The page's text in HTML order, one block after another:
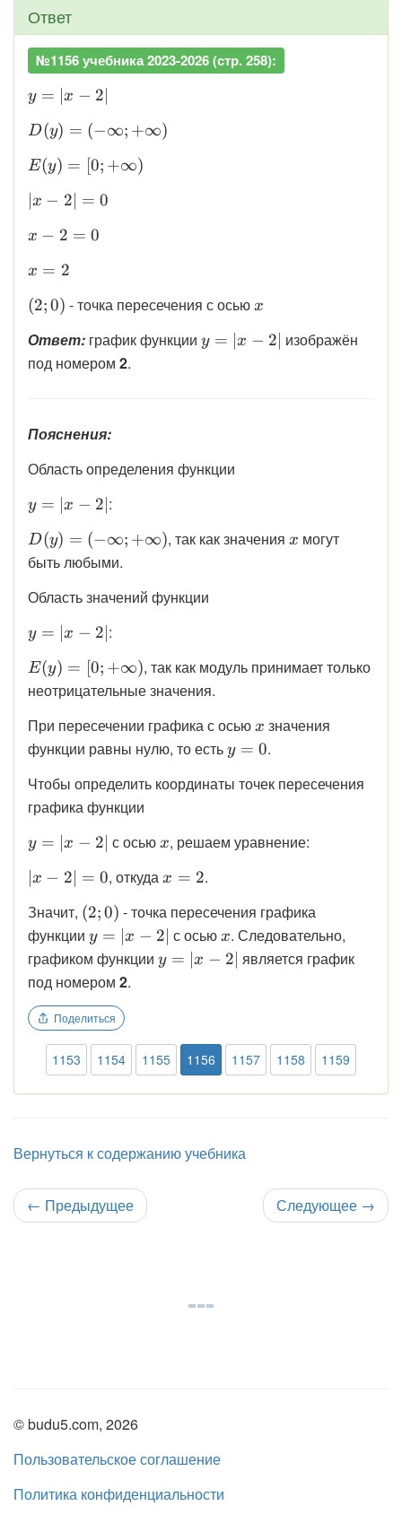
Ответ
№1156 учебника 2023-2026 (стр. 258):
\displaystyle
y = ∣x − 2∣
\displaystyle
\infty;
+\infty)
D(y) = (−∞; +∞)
\displaystyle
+\infty)
E(y) = [0; +∞)
\displaystyle
∣x − 2∣ = 0
\displaystyle
x − 2 = 0
\displaystyle
x = 2
\displaystyle
(2;0) - точка пересечения с осью\displaystyle
x
Ответ: график функции \displaystyle
y = ∣x − 2∣ изображён
под номером 2.
Пояснения:
Область определения функции
\displaystyle
y = ∣x − 2∣:
\displaystyle
D(y) = (-
+\infty)
D(y) = (−∞; +∞), так как значения\displaystyle
x могут
быть любыми.
Область значений функции
\displaystyle
y = ∣x − 2∣:
\displaystyle
E(y) = [0;
E(y) = [0; +∞), так как модуль принимает только
неотрицательные значения.
При пересечении графика с осью \displaystyle
x
x значения
функции равны нулю, то есть\displaystyle
y = 0.
Чтобы определить координаты точек пересечения
графика функции
\displaystyle
y = ∣x − 2∣ с осью\displaystyle
x, решаем уравнение:
\displaystyle
∣x − 2∣ = 0, откуда\displaystyle
x = 2.
Значит, \displaystyle
(2; 0)
(2;0) - точка пересечения графика
функции \displaystyle
y = |x - 2|
y = ∣x − 2∣ с осью\displaystyle
x
x. Следовательно,
графиком функции \displaystyle
y = ∣x − 2∣ является график
под номером 2.
Поделиться
1153 1154 1155 1156 1157 1158 1159
Вернуться к содержанию учебника
← Предыдущее Следующее →
© budu5.com, 2026
Пользовательское соглашение
Политика конфиденциальности